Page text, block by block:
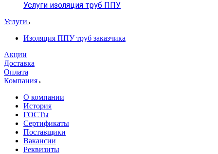
Услуги изоляция труб ППУ
Услуги
Изоляция ППУ труб заказчика
Акции
Доставка
Оплата
Компания
О компании
История
ГОСТы
Сертификаты
Поставщики
Вакансии
Реквизиты